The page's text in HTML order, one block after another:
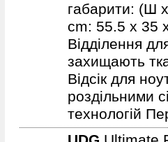
габарити: (Ш
cm: 55.5 x 35
Відділення
захищають
Відсік для
роздільними
технологій